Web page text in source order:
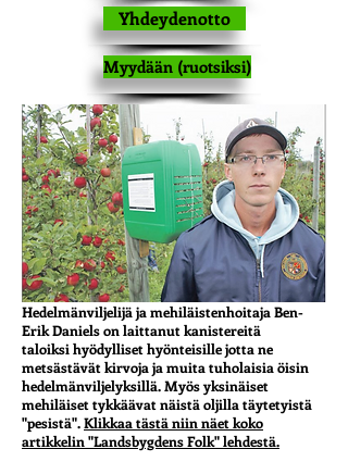
Yhdeydenotto
Myydään (ruotsiksi)
Hedelmänviljelijä ja mehiläistenhoitaja Ben-
Erik Daniels on laittanut kanistereitä
taloiksi hyödylliset hyönteisille jotta ne
metsästävät kirvoja ja muita tuholaisia öisin
hedelmänviljelyksillä. Myös yksinäiset
mehiläiset tykkäävat näistä oljilla täytetyistä
"pesistä".Klikkaa tästä niin näet koko
artikkelin "Landsbygdens Folk" lehdestä.